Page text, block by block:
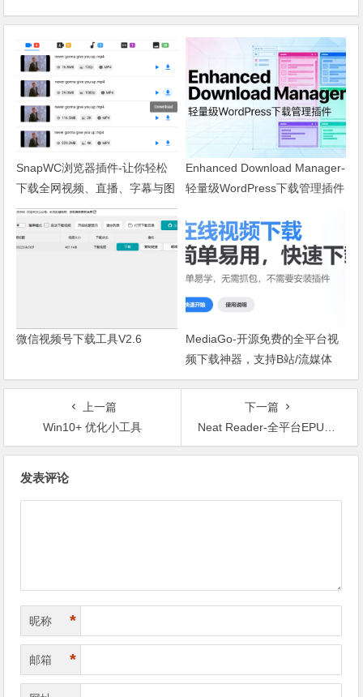
SnapWC浏览器插件-让你轻松
下载全网视频、直播、字幕与图
片
Enhanced Download Manager-
轻量级WordPress下载管理插件
微信视频号下载工具V2.6
MediaGo-开源免费的全平台视
频下载神器，支持B站/流媒体
上一篇
Win10+ 优化小工具
下一篇
Neat Reader-全平台EPUB阅读器
发表评论
昵称 *
邮箱 *